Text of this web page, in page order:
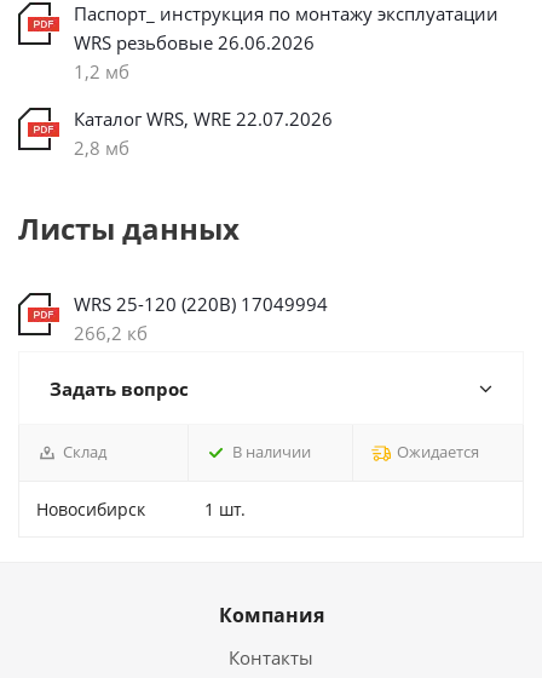
Паспорт_ инструкция по монтажу эксплуатации
WRS резьбовые 26.06.2026
1,2 мб
Каталог WRS, WRE 22.07.2026
2,8 мб
Листы данных
WRS 25-120 (220В) 17049994
266,2 кб
Задать вопрос
Склад В наличии Ожидается
Новосибирск 1 шт.
Компания
Контакты